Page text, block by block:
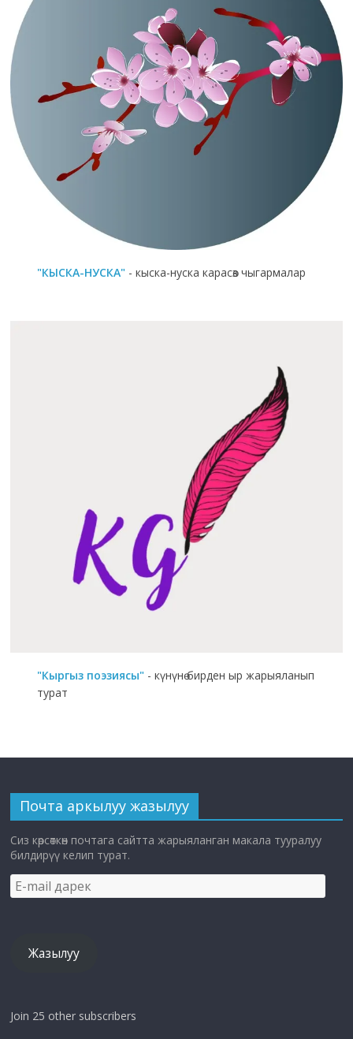
"КЫСКА-НУСКА" - кыска-нуска карасөз чыгармалар
"Кыргыз поэзиясы" - күнүнө бирден ыр жарыяланып
турат
Почта аркылуу жазылуу
Сиз көрсөткөн почтага сайтта жарыяланган макала тууралуу
билдирүү келип турат.
E-
mail
Жазылуу
Join 25 other subscribers